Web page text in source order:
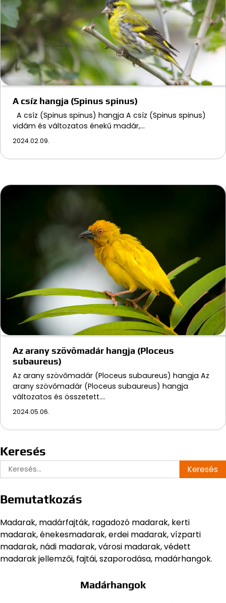
A csíz hangja (Spinus spinus)
A csíz (Spinus spinus) hangja A csíz (Spinus spinus)
vidám és változatos énekű madár,…
2024.02.09.
Az arany szövőmadár hangja (Ploceus
subaureus)
Az arany szövőmadár (Ploceus subaureus) hangja Az
arany szövőmadár (Ploceus subaureus) hangja
változatos és összetett.…
2024.05.06.
Keresés
Keresés:
Bemutatkozás
Madarak, madárfajták, ragadozó madarak, kerti
madarak, énekesmadarak, erdei madarak, vízparti
madarak, nádi madarak, városi madarak, védett
madarak jellemzői, fajtái, szaporodása, madárhangok.
Madárhangok